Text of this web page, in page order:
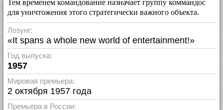
Тем временем командование назначает группу коммандос
для уничтожения этого стратегически важного объекта.
Лозунг:
«It spans a whole new world of entertainment!»
Год выпуска:
1957
Мировая премьера:
2 октября 1957 года
Премьера в России: